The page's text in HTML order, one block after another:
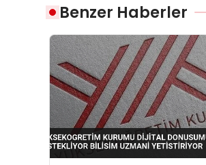
Benzer Haberler